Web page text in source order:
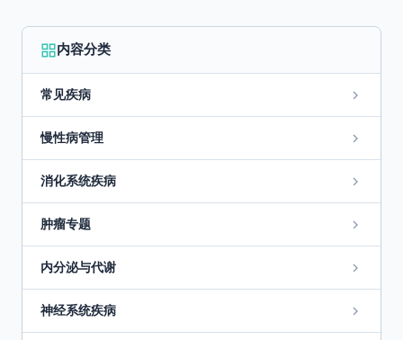
内容分类
常见疾病
慢性病管理
消化系统疾病
肿瘤专题
内分泌与代谢
神经系统疾病